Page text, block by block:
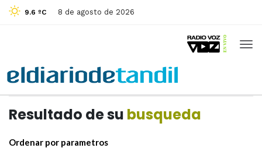
9.6 ºC 8 de agosto de 2026
Resultado de su busqueda
Ordenar por parametros